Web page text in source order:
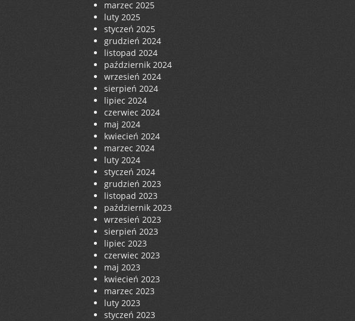
marzec 2025
luty 2025
styczeń 2025
grudzień 2024
listopad 2024
październik 2024
wrzesień 2024
sierpień 2024
lipiec 2024
czerwiec 2024
maj 2024
kwiecień 2024
marzec 2024
luty 2024
styczeń 2024
grudzień 2023
listopad 2023
październik 2023
wrzesień 2023
sierpień 2023
lipiec 2023
czerwiec 2023
maj 2023
kwiecień 2023
marzec 2023
luty 2023
styczeń 2023